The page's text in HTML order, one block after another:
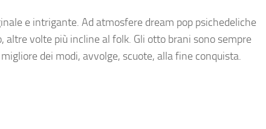
e intrigante. Ad atmosfere dream pop psichedeliche
volte più incline al folk. Gli otto brani sono sempre
dei modi, avvolge, scuote, alla fine conquista.